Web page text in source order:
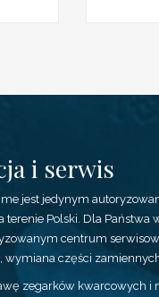
i serwis
jest jedynym
terenie Polski. Dla
centrum
wymiana części
zegarków kwarcowych i